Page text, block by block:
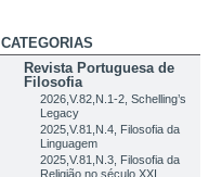
CATEGORIAS
Revista Portuguesa de
Filosofia
2026,V.82,N.1-2, Schelling’s
Legacy
2025,V.81,N.4, Filosofia da
Linguagem
2025,V.81,N.3, Filosofia da
Religião no século XXI